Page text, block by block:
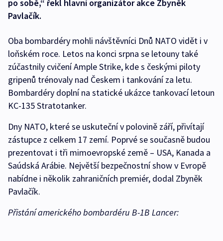
po sobě,“ řekl hlavní organizátor akce Zbyněk
Pavlačík.
Oba bombardéry mohli návštěvníci Dnů NATO vidět i v
loňském roce. Letos na konci srpna se letouny také
zúčastnily cvičení Ample Strike, kde s českými piloty
gripenů trénovaly nad Českem i tankování za letu.
Bombardéry doplní na statické ukázce tankovací letoun
KC-135 Stratotanker.
Dny NATO, které se uskuteční v polovině září, přivítají
zástupce z celkem 17 zemí. Poprvé se současně budou
prezentovat i tři mimoevropské země – USA, Kanada a
Saúdská Arábie. Největší bezpečnostní show v Evropě
nabídne i několik zahraničních premiér, dodal Zbyněk
Pavlačík.
Přistání amerického bombardéru B-1B Lancer: